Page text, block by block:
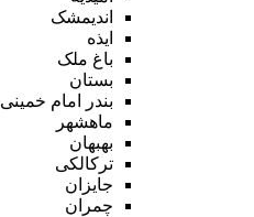
اندیمشک
ایذه
باغ ملک
بستان
بندر امام خمینی
ماهشهر
بهبهان
ترکالکی
جایزان
چمران